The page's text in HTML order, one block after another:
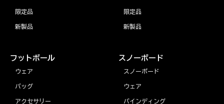
限定品
新製品
限定品
新製品
フットボール
ウェア
バッグ
アクセサリー
スノーボード
スノーボード
ウェア
バインディング